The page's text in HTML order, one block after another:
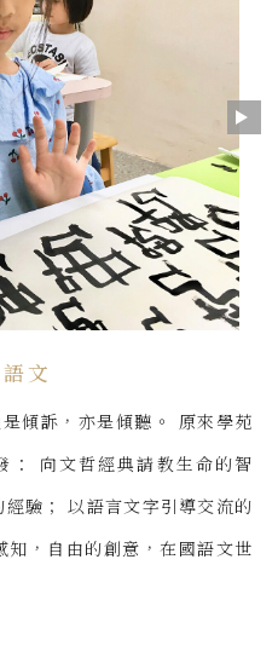
文
傾訴，亦是傾聽。 原來學苑
： 向文哲經典請教生命的智
驗； 以語言文字引導交流的
，自由的創意，在國語文世